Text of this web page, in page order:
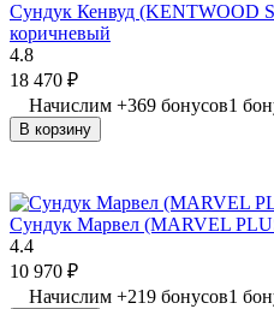
Сундук Кенвуд (KENTWOOD
коричневый
4.8
18 470 ₽
Начислим +369 бонусов1
В корзину
Сундук Марвел (MARVEL
4.4
10 970 ₽
Начислим +219 бонусов1